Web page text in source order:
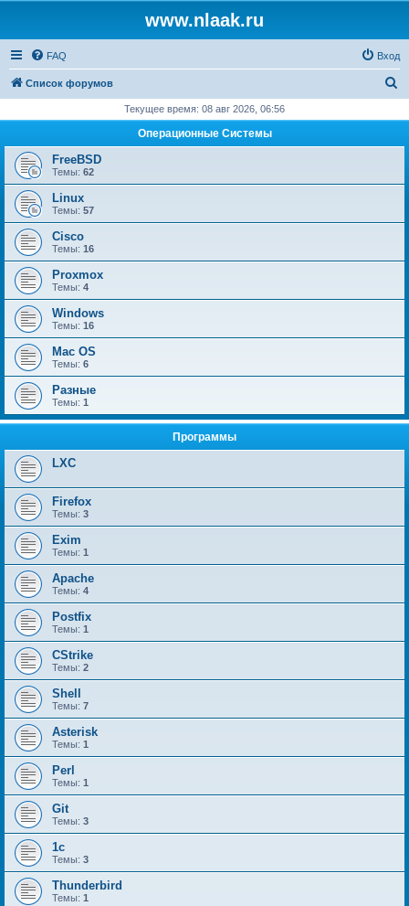
www.nlaak.ru
FAQ Вход
Список форумов
с
Текущее время: 08 авг 2026, 06:56
Операционные Системы
FreeBSD
Темы: 62
Linux
Темы: 57
Cisco
Темы: 16
Proxmox
Темы: 4
Windows
Темы: 16
Mac OS
Темы: 6
Разные
Темы: 1
Программы
LXC
Firefox
Темы: 3
Exim
Темы: 1
Apache
Темы: 4
Postfix
Темы: 1
CStrike
Темы: 2
Shell
Темы: 7
Asterisk
Темы: 1
Perl
Темы: 1
Git
Темы: 3
1c
Темы: 3
Thunderbird
Темы: 1